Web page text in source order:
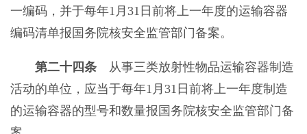
一编码，并于每年1月31日前将上一年度的运输容器
编码清单报国务院核安全监管部门备案。
第二十四条从事三类放射性物品运输容器制造
活动的单位，应当于每年1月31日前将上一年度制造
的运输容器的型号和数量报国务院核安全监管部门备